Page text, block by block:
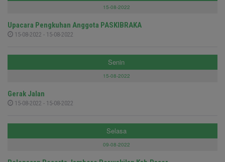
15-08-2022
Upacara Pengkuhan Anggota PASKIBRAKA
15-08-2022 - 15-08-2022
Senin
15-08-2022
Gerak Jalan
15-08-2022 - 15-08-2022
Selasa
09-08-2022